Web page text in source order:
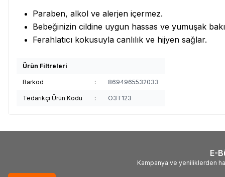
Paraben, alkol ve alerjen içermez.
Bebeğinizin cildine uygun hassas ve yumuşak
Ferahlatıcı kokusuyla canlılık ve hijyen sağlar.
Ürün Filtreleri
Barkod : 8694965532033
Tedarikçi Ürün Kodu : O3T123
E-
Kampanya ve yeniliklerden